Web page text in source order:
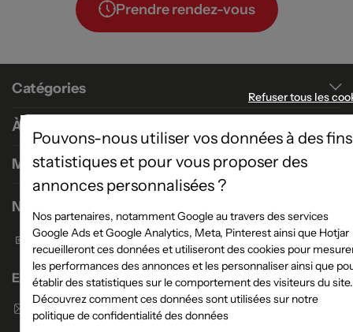
Prendre rendez-vous
Catégories
À propos
Magasins
Nous contacter
Formulaire de contact
Enseigne Atlas Home
Envoyer un email
Refuser tous les
Pouvons-nous utiliser vos données à des fins
statistiques et pour vous proposer des
annonces personnalisées ?
Nos partenaires, notamment Google au travers des services
Google Ads et Google Analytics, Meta, Pinterest ainsi que Hotjar
recueilleront ces données et utiliseront des cookies pour
les performances des annonces et les personnaliser ainsi que
établir des statistiques sur le comportement des visiteurs du site.
Découvrez comment ces données sont utilisées sur notre
politique de confidentialité des données